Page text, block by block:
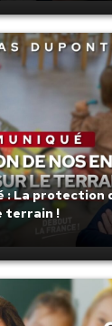
: La protection
terrain !